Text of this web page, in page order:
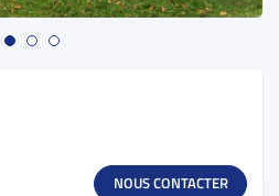
NOUS CONTACTER